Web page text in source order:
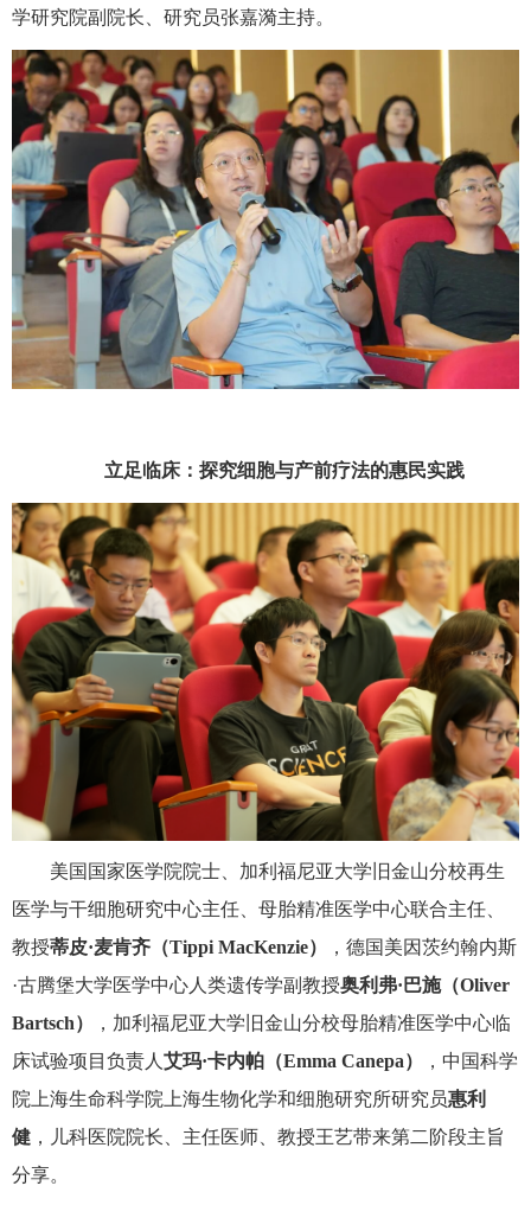
学研究院副院长、研究员张嘉漪主持。
立足临床：探究细胞与产前疗法的惠民实践
美国国家医学院院士、加利福尼亚大学旧金山分校再生
医学与干细胞研究中心主任、母胎精准医学中心联合主任、
教授蒂皮·麦肯齐（Tippi MacKenzie）
，德国美因茨约翰内斯
·古腾堡大学医学中心人类遗传学副教授奥利弗·巴施（Oliver
Bartsch）
，加利福尼亚大学旧金山分校母胎精准医学中心临
床试验项目负责人 艾玛·卡内帕（Emma Canepa）
，中国科学
院上海生命科学院上海生物化学和细胞研究所研究员惠利
健 ，儿科医院院长、主任医师、教授王艺带来第二阶段主旨
分享。